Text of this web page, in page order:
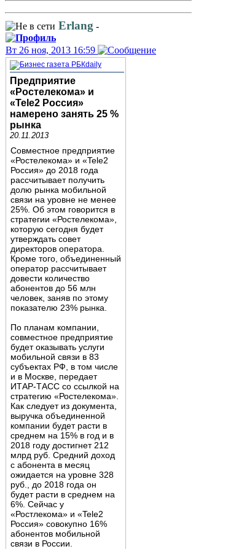
Erlang -
Вт 26 ноя, 2013 16:59
Предприятие
«Ростелекома» и
«Tele2 Россия»
намерено занять 25 %
рынка
20.11.2013
Совместное предприятие
«Ростелекома» и «Tele2
Россия» до 2018 года
рассчитывает получить
долю рынка мобильной
связи на уровне не менее
25%. Об этом говорится в
стратегии «Ростелекома»,
которую сегодня будет
утверждать совет
директоров оператора.
Кроме того, объединенный
оператор рассчитывает
довести количество
абонентов до 56 млн
человек, заняв по этому
показателю 23% рынка.
По планам компании,
совместное предприятие
будет оказывать услуги
мобильной связи в 83
субъектах РФ, в том числе
и в Москве, передает
ИТАР-ТАСС со ссылкой на
стратегию «Ростелекома».
Как следует из документа,
выручка объединенной
компании будет расти в
среднем на 15% в год и в
2018 году достигнет 212
млрд руб. Средний доход
с абонента в месяц
ожидается на уровне 328
руб., до 2018 года он
будет расти в среднем на
6%. Сейчас у
«Ростлекома» и «Tele2
Россия» совокупно 16%
абонентов мобильной
связи в России.